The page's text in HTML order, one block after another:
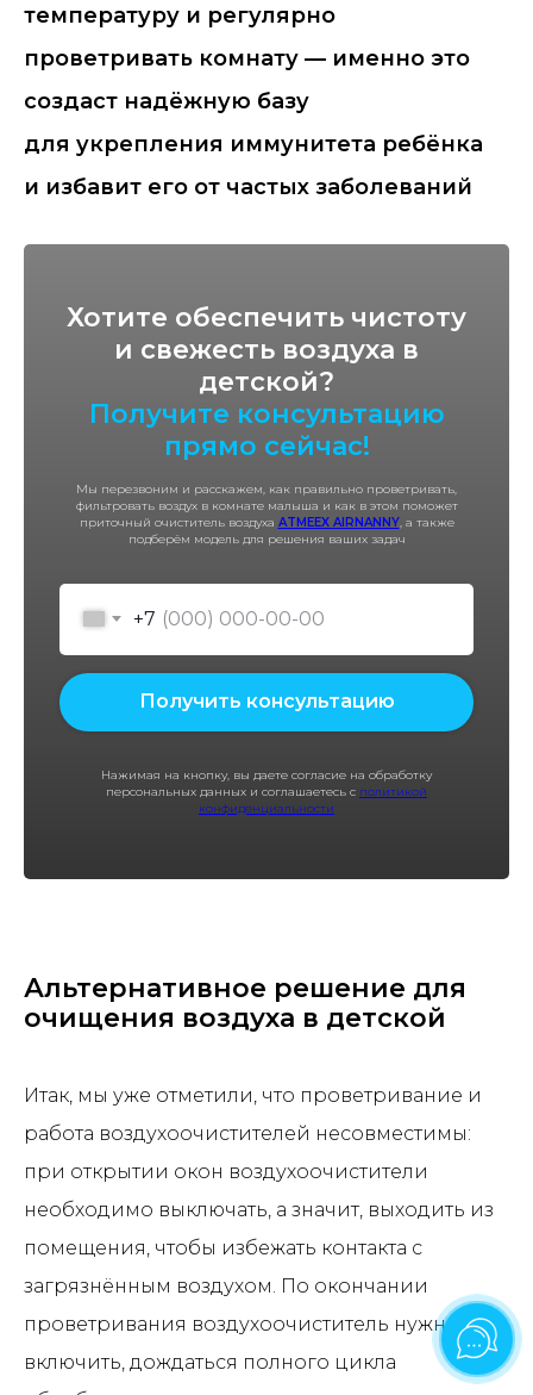
температуру и регулярно
проветривать комнату — именно это
создаст надёжную базу
для укрепления иммунитета ребёнка
и избавит его от частых заболеваний
Хотите обеспечить чистоту
и свежесть воздуха в
детской?
Получите консультацию
прямо сейчас!
Мы перезвоним и расскажем, как правильно проветривать,
фильтровать воздух в комнате малыша и как в этом поможет
приточный очиститель воздуха ATMEEX AIRNANNY, а также
подберём модель для решения ваших задач
+7
Получить консультацию
Нажимая на кнопку, вы даете согласие на обработку
персональных данных и соглашаетесь с политикой
конфиденциальности
Альтернативное решение для
очищения воздуха в детской
Итак, мы уже отметили, что проветривание и
работа воздухоочистителей несовместимы:
при открытии окон воздухоочистители
необходимо выключать, а значит, выходить из
помещения, чтобы избежать контакта с
загрязнённым воздухом. По окончании
проветривания воздухоочиститель нужно
включить, дождаться полного цикла